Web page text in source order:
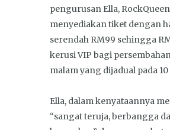
pengurusan Ella,
menyediakan tiket dengan
serendah RM99 sehingga
kerusi VIP bagi
malam yang dijadual pada 10
Ella, dalam kenyataannya
“sangat teruja, berbangga